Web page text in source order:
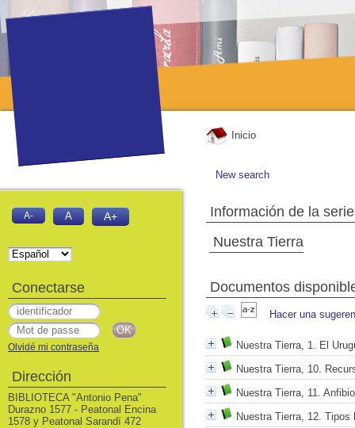
Inicio
New search
Información de la serie
Nuestra Tierra
Documentos
Hacer una
Nuestra Tierra, 1. El
Nuestra Tierra, 10.
Nuestra Tierra, 11.
Nuestra Tierra, 12.
A- A A+
Conectarse
Olvidé mi contraseña
Dirección
BIBLIOTECA "Antonio Pena"
Durazno 1577 - Peatonal Encina
1578 y Peatonal Sarandí 472